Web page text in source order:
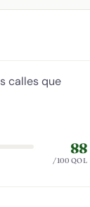
calles que
88
/100 QOL